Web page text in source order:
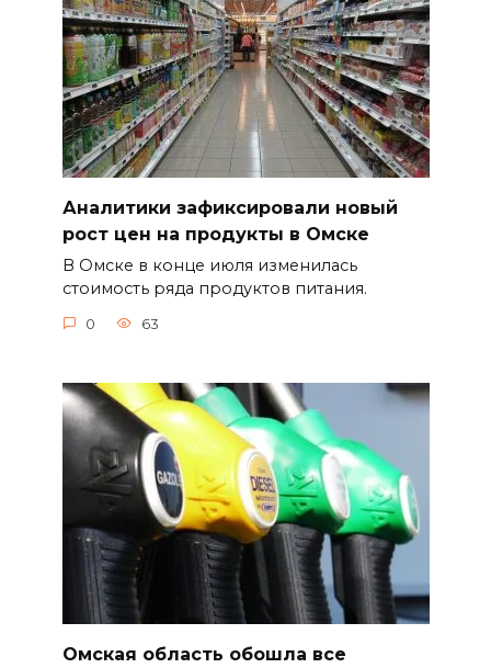
Аналитики зафиксировали новый
рост цен на продукты в Омске
В Омске в конце июля изменилась
стоимость ряда продуктов питания.
0 63
Омская область обошла все